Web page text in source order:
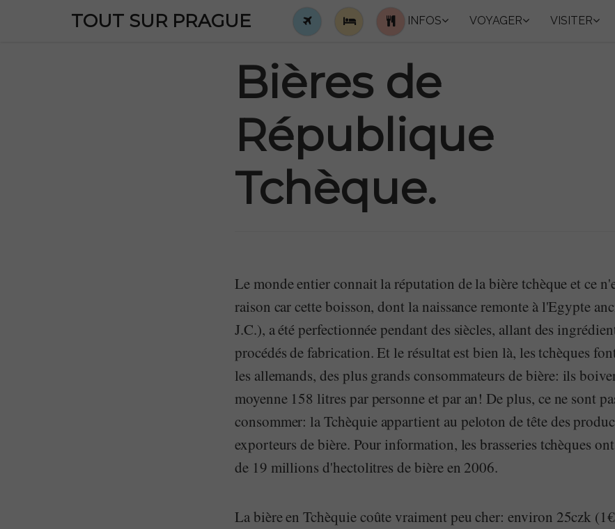
TOUT SUR PRAGUE INFOS VOYAGER VISITER
Bières de
République
Tchèque.
Le monde entier connait la réputation de la bière tchèque et ce
raison car cette boisson, dont la naissance remonte à l'Egypte
J.C.), a été perfectionnée pendant des siècles, allant des
procédés de fabrication. Et le résultat est bien là, les tchèques
les allemands, des plus grands consommateurs de bière: ils
moyenne 158 litres par personne et par an! De plus, ce ne sont
consommer: la Tchèquie appartient au peloton de tête des
exporteurs de bière. Pour information, les brasseries tchèques
de 19 millions d'hectolitres de bière en 2006.
La bière en Tchèquie coûte vraiment peu cher: environ 25czk